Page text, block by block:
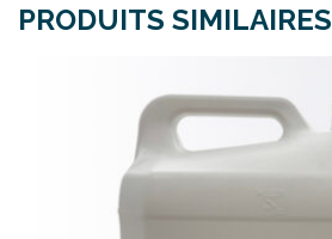
PRODUITS SIMILAIRES